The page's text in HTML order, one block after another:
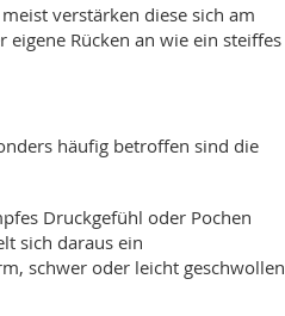
verstärken diese sich am
Rücken an wie ein steiffes
häufig betroffen sind die
Druckgefühl oder Pochen
sich daraus ein
schwer oder leicht geschwollen